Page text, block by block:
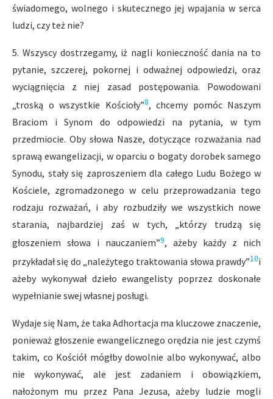
świadomego, wolnego i skutecznego jej wpajania w serca
ludzi, czy też nie?
5. Wszyscy dostrzegamy, iż nagli konieczność dania na to
pytanie, szczerej, pokornej i odważnej odpowiedzi, oraz
wyciągnięcia z niej zasad postępowania. Powodowani
„troską o wszystkie Kościoły”8, chcemy pomóc Naszym
Braciom i Synom do odpowiedzi na pytania, w tym
przedmiocie. Oby słowa Nasze, dotyczące rozważania nad
sprawą ewangelizacji, w oparciu o bogaty dorobek samego
Synodu, stały się zaproszeniem dla całego Ludu Bożego w
Kościele, zgromadzonego w celu przeprowadzania tego
rodzaju rozważań, i aby rozbudziły we wszystkich nowe
starania, najbardziej zaś w tych, „którzy trudzą się
głoszeniem słowa i nauczaniem”9, ażeby każdy z nich
przykładał się do „należytego traktowania słowa prawdy”10i
ażeby wykonywał dzieło ewangelisty poprzez doskonałe
wypełnianie swej własnej posługi.
Wydaje się Nam, że taka Adhortacja ma kluczowe znaczenie,
ponieważ głoszenie ewangelicznego orędzia nie jest czymś
takim, co Kościół mógłby dowolnie albo wykonywać, albo
nie wykonywać, ale jest zadaniem i obowiązkiem,
nałożonym mu przez Pana Jezusa, ażeby ludzie mogli